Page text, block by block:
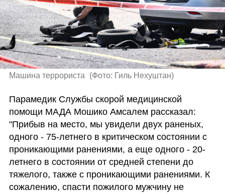
Машина террориста (Фото: Гиль Нехуштан)
Парамедик Службы скорой медицинской
помощи МАДА Мошико Амсалем рассказал:
"Прибыв на место, мы увидели двух раненых,
одного - 75-летнего в критическом состоянии с
проникающими ранениями, а еще одного - 20-
летнего в состоянии от средней степени до
тяжелого, также с проникающими ранениями. К
сожалению, спасти пожилого мужчину не